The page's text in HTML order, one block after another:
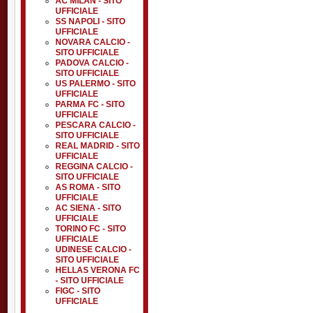
UFFICIALE
SS NAPOLI - SITO
UFFICIALE
NOVARA CALCIO -
SITO UFFICIALE
PADOVA CALCIO -
SITO UFFICIALE
US PALERMO - SITO
UFFICIALE
PARMA FC - SITO
UFFICIALE
PESCARA CALCIO -
SITO UFFICIALE
REAL MADRID - SITO
UFFICIALE
REGGINA CALCIO -
SITO UFFICIALE
AS ROMA - SITO
UFFICIALE
AC SIENA - SITO
UFFICIALE
TORINO FC - SITO
UFFICIALE
UDINESE CALCIO -
SITO UFFICIALE
HELLAS VERONA FC
- SITO UFFICIALE
FIGC - SITO
UFFICIALE